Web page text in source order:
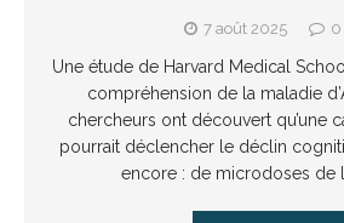
7 août 2025 0
Une étude de Harvard Medical
compréhension de la maladie
chercheurs ont découvert qu’une
pourrait déclencher le déclin
encore : de microdoses de